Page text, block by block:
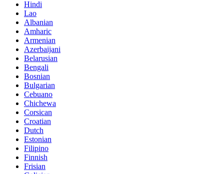
Hindi
Lao
Albanian
Amharic
Armenian
Azerbaijani
Belarusian
Bengali
Bosnian
Bulgarian
Cebuano
Chichewa
Corsican
Croatian
Dutch
Estonian
Filipino
Finnish
Frisian